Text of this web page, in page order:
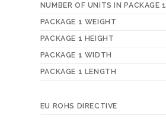
NUMBER OF UNITS IN PACKAGE 1
PACKAGE 1 WEIGHT
PACKAGE 1 HEIGHT
PACKAGE 1 WIDTH
PACKAGE 1 LENGTH
EU ROHS DIRECTIVE